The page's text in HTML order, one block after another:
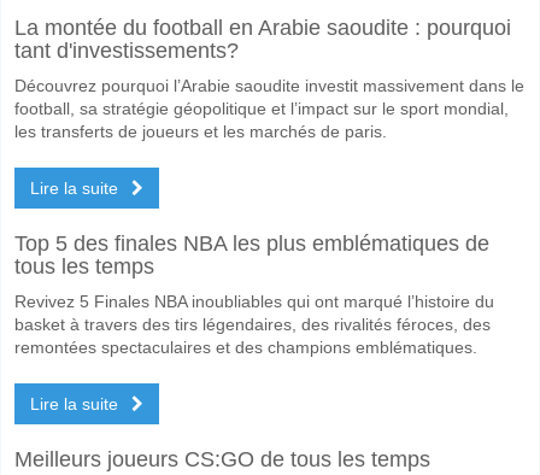
La montée du football en Arabie saoudite : pourquoi
tant d'investissements?
Découvrez pourquoi l’Arabie saoudite investit massivement dans le
football, sa stratégie géopolitique et l’impact sur le sport mondial,
les transferts de joueurs et les marchés de paris.
Lire la suite
Top 5 des finales NBA les plus emblématiques de
tous les temps
Revivez 5 Finales NBA inoubliables qui ont marqué l’histoire du
basket à travers des tirs légendaires, des rivalités féroces, des
remontées spectaculaires et des champions emblématiques.
Lire la suite
Meilleurs joueurs CS:GO de tous les temps